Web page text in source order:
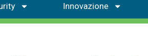
Innovazione